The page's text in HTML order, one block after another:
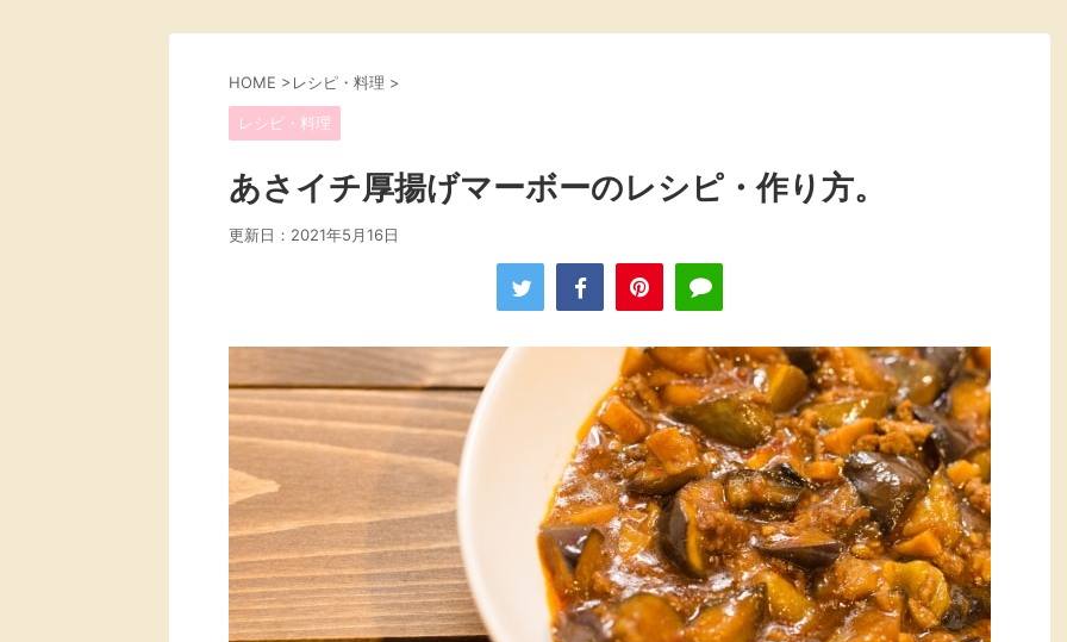
HOME >レシピ・料理 >
レシピ・料理
あさイチ厚揚げマーボーのレシピ・作り方。
更新日： 2021年5月16日